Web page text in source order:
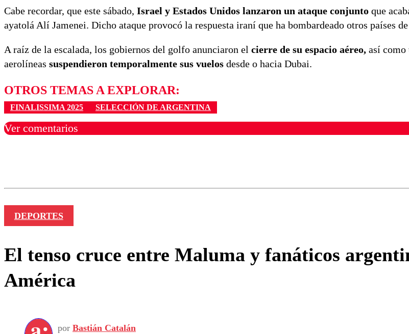
Cabe recordar, que este sábado, Israel y Estados Unidos lanzaron un ataque conjunto que
ayatolá Alí Jamenei. Dicho ataque provocó la respuesta iraní que ha bombardeado otros países
A raíz de la escalada, los gobiernos del golfo anunciaron el cierre de su espacio aéreo, así como
aerolíneas suspendieron temporalmente sus vuelos desde o hacia Dubai.
OTROS TEMAS A EXPLORAR:
FINALISSIMA 2025 SELECCIÓN DE ARGENTINA
Ver comentarios
DEPORTES
El tenso cruce entre Maluma y fanáticos
América
por Bastián Catalán